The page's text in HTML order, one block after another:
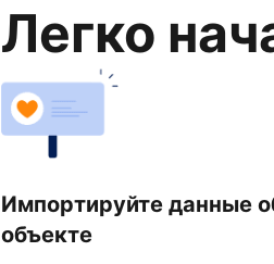
Легко
Импортируйте данные
объекте